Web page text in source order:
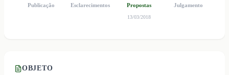
Publicação Esclarecimentos Propostas
13/03/2018
Julgamento
OBJETO